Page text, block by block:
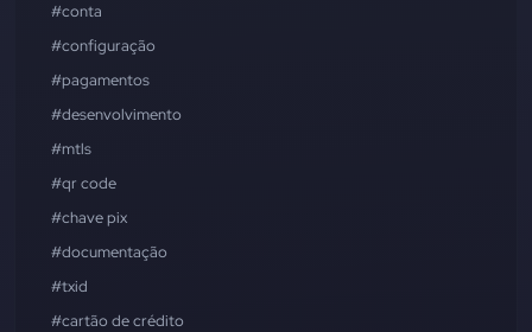
#conta
#configuração
#pagamentos
#desenvolvimento
#mtls
#qr code
#chave pix
#documentação
#txid
#cartão de crédito